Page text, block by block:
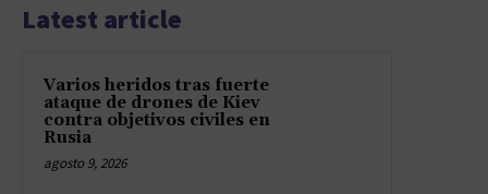
Latest article
Varios heridos tras fuerte
ataque de drones de Kiev
contra objetivos civiles en
Rusia
agosto 9, 2026